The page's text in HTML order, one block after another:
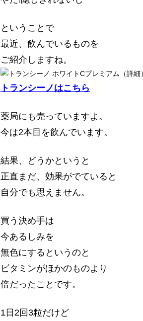
ということで
最近、飲んでいるものを
ご紹介しますね。
トランシーノはこちら
薬局にも売っていますよ。
今は2本目を飲んでいます。
結果、どうかというと
正直まだ、効果がでていると
自分でも思えません。
買う決め手は
今あるしみを
無色にするというのと
ビタミンがほかのものより
倍だったことです。
1日2回3粒だけど